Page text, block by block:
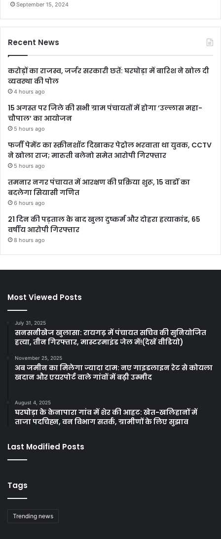
September 15, 2024
Recent News
करोड़ों का राजस्व, जर्जर सरकारी छतें: घरघोड़ा में बारिश ने खोल दी
व्यवस्था की पोल
4 hours ago
15 अगस्त पर जिले की सभी ग्राम पंचायतों में होगा ’उल्लास महा-
चौपाल’ का आयोजन
5 hours ago
फर्जी पेमेंट का स्क्रीनशॉट दिखाकर पेट्रोल भरवाता था युवक, CCTV
ने खोला राज; मारुती बलेनो समेत आरोपी गिरफ्तार
5 hours ago
तमनार नगर पंचायत में आरक्षण की प्रक्रिया शुरू, 15 वार्डों का
बदलेगा सियासी गणित
6 hours ago
21 दिन की पड़ताल के बाद खुला दुष्कर्म और दोहरा हत्याकांड, 65
वर्षीय आरोपी गिरफ्तार
8 hours ago
Most Viewed Posts
July 31, 2025
सनसनीखेज खुलासा: रायगढ़ में पंचायत सचिव की सुनियोजित
हत्या, तीन गिरफ्तार, मास्टरमाइंड जेल में!(देखें वीडियो)
November 25, 2025
अब जमीन का मिलेगा ज्यादा दाम: नए गाइडलाइन रेट से कोयला
खदान और एयरपोर्ट वाले गांवों में बढ़ी उम्मीद
August 4, 2025
घरघोड़ा के केनापारा गांव में शेर की आहट: खेत-खलिहानों में
ताजा पदचिह्न, वन विभाग सतर्क, ग्रामीणों के लिए सुझाव
Last Modified Posts
Tags
Trending news